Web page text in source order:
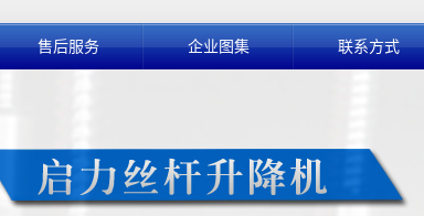
售后服务 企业图集 联系方式